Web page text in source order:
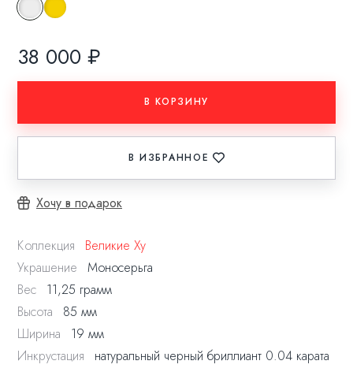
38 000 ₽
В КОРЗИНУ
В ИЗБРАННОЕ
Хочу в подарок
Коллекция
Великие Ху
Украшение
Моносерьга
Вес
11,25 грамм
Высота
85 мм
Ширина
19 мм
Инкрустация
натуральный черный бриллиант 0.04 карата